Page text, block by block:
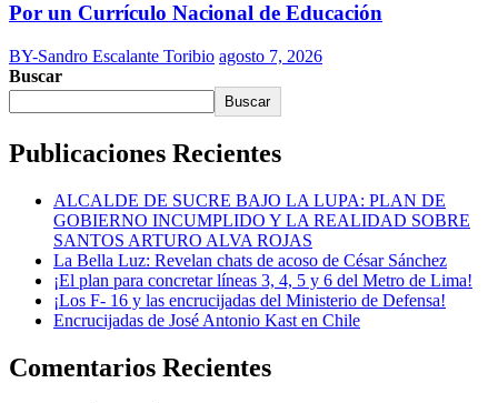
Por un Currículo Nacional de Educación
BY-Sandro Escalante Toribio agosto 7, 2026
Buscar
Buscar
Publicaciones Recientes
ALCALDE DE SUCRE BAJO LA LUPA: PLAN DE
GOBIERNO INCUMPLIDO Y LA REALIDAD SOBRE
SANTOS ARTURO ALVA ROJAS
La Bella Luz: Revelan chats de acoso de César Sánchez
¡El plan para concretar líneas 3, 4, 5 y 6 del Metro de Lima!
¡Los F- 16 y las encrucijadas del Ministerio de Defensa!
Encrucijadas de José Antonio Kast en Chile
Comentarios Recientes